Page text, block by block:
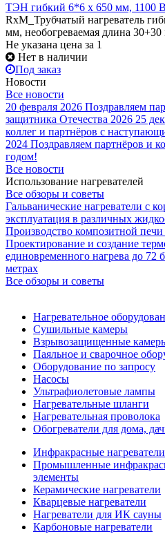
ТЭН гибкий 6*6 х 650 мм, 1100
RxM_Трубчатый нагреватель
мм, необогреваемая длина
Не указана цена за 1
Нет в наличии
Под заказ
Новости
Все новости
20 февраля 2026 Поздравляем
защитника Отечества 2026 25
коллег и партнёров с
2024 Поздравляем партнёров и
годом!
Все новости
Использование нагревателей
Все обзоры и советы
Гальванические нагреватели с
эксплуатация в различных
Производство композитной печи
Проектирование и создание
единовременного нагрева до 72
метрах
Все обзоры и советы
Нагревательное
Сушильные камеры
Взрывозащищенные
Паяльное и сварочное
Оборудование по запросу
Насосы
Ультрафиолетовые лампы
Нагревательные шланги
Нагревательная проволока
Обогреватели для дома,
Инфракрасные нагреватели
Промышленные
элементы
Керамические нагреватели
Кварцевые нагреватели
Нагреватели для ИК сауны
Карбоновые нагреватели